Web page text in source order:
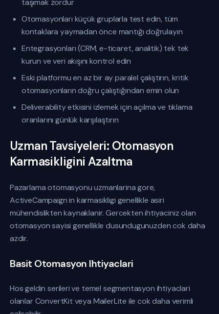
taşımak zordur
Otomasyonları küçük gruplarla test edin, tüm
kontaklara yaymadan önce mantığı doğrulayın
Entegrasyonları (CRM, e-ticaret, analitik) tek tek
kurun ve veri akışını kontrol edin
Eski platformu en az bir ay paralel çalıştırın, kritik
otomasyonların doğru çalıştığından emin olun
Deliverability etkisini izlemek için açılma ve tıklama
oranlarını günlük karşılaştırın
Uzman Tavsiyeleri: Otomasyon
Karmasikligini Azaltma
Pazarlama otomasyonu uzmanlarina gore,
ActiveCampaign in karmasikligi genellikle asiri
mühendislikten kaynaklanir. Gercekten ihtiyaciniz olan
otomasyon sayisi genellikle dusundugunuzden cok daha
azdir.
Basit Otomasyon Ihtiyaclari
Hos geldin serileri ve temel segmentasyon ihtiyaclari
olanlar ConvertKit veya MailerLite ile cok daha verimli